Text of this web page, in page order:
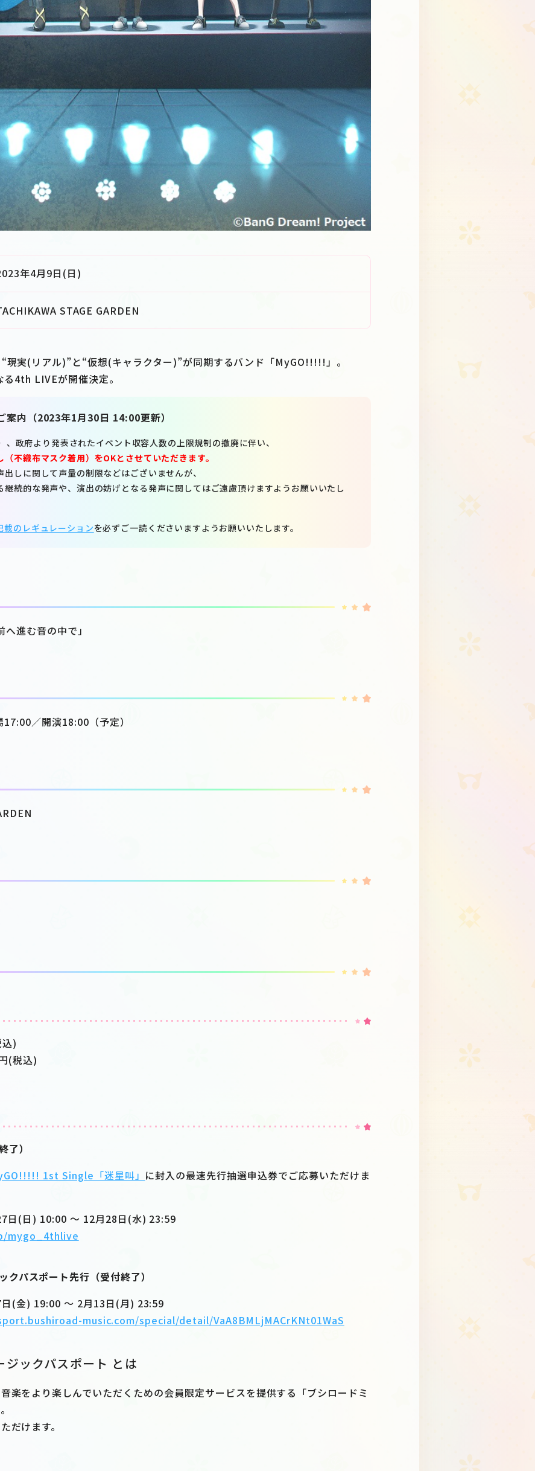
年4月9日(日)
STAGE GARDEN
現実(リアル)”と“仮想(キャラクター)”が同期するバンド「MyGO!!!!!」。
4th LIVEが開催決定。
案内（2023年1月30日 14:00更新）
政府より発表されたイベント収容人数の上限規制の撤廃に伴い、
不織布マスク着用）をOKとさせていただきます。
しに関して声量の制限などはございませんが、
継続的な発声や、演出の妨げとなる発声に関してはご遠慮頂けますようお願いいたし
載のレギュレーションを必ずご一読くださいますようお願いいたします。
進む音の中で」
／開演18:00（予定）
)
(税込)
了）
1st Single「迷星叫」 に封入の最速先行抽選申込券でご応募いただけま
日(日) 10:00 ～ 12月28日(水) 23:59
mygo_4thlive
クパスポート先行（受付終了）
(金) 19:00 ～ 2月13日(月) 23:59
music.com/special/detail/VaA8BMLjMACrKNt01WaS
ジックパスポート とは
楽をより楽しんでいただくための会員限定サービスを提供する「ブシロードミ
だけます。